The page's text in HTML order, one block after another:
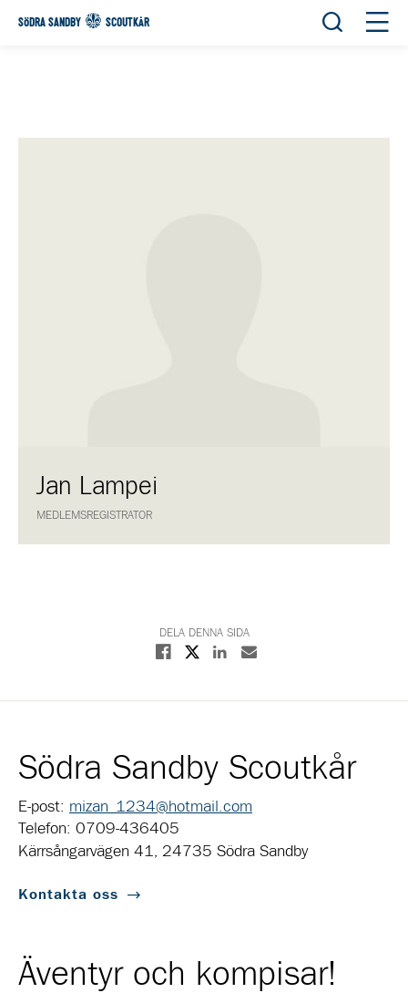
SÖDRA SANDBY SCOUTKÅR Öppna
Jan Lampei
MEDLEMSREGISTRATOR
DELA DENNA SIDA
Dela på Facebook
Dela på XDela på Linkedin
Dela med E-post
Södra Sandby Scoutkår
E-post: mizan_1234@hotmail.com
Telefon: 0709-436405
Kärrsångarvägen 41, 24735 Södra Sandby
Kontakta oss
Äventyr och kompisar!